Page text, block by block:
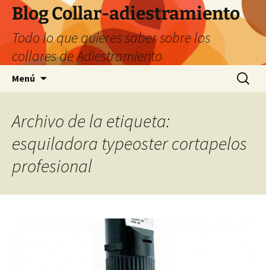
Saltar
contenido
Blog Collar-adiestramiento
Todo lo que quieres saber sobre los
collares de Adiestramiento
Menú Buscar:
Archivo de la etiqueta:
esquiladora typeoster cortapelos
profesional